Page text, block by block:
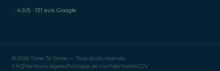
⭐4,9/5 · 131 avis Google
© 2026 Time To Smile — Tous droits réservés
FAQMentions légalesPolitique de confidentialitéCGV